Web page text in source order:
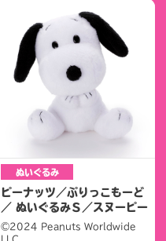
ぬいぐるみ
ピーナッツ／ぷりっこもーど
／ ぬいぐるみＳ／スヌーピー
©2024 Peanuts Worldwide
LLC